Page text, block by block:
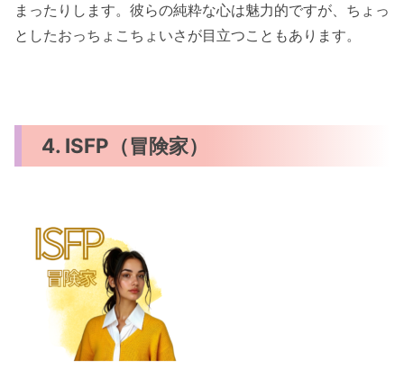
まったりします。彼らの純粋な心は魅力的ですが、ちょっ
としたおっちょこちょいさが目立つこともあります。
4. ISFP（冒険家）